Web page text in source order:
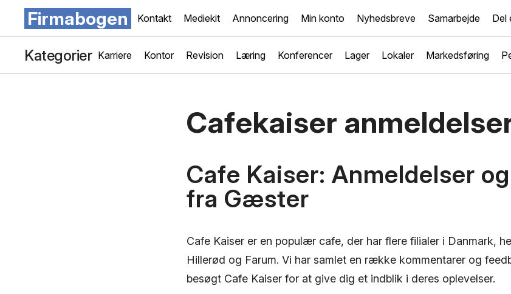
Firmabogen Kontakt Mediekit Annoncering Min konto Nyhedsbreve Samarbejde Del
Kategorier Karriere Kontor Revision Læring Konferencer Lager Lokaler Markedsføring
Cafekaiser
Cafe Kaiser: Anmeldelser
fra Gæster
Cafe Kaiser er en populær cafe, der har flere filialer i Danmark,
Hillerød og Farum. Vi har samlet en række kommentarer og
besøgt Cafe Kaiser for at give dig et indblik i deres oplevelser.